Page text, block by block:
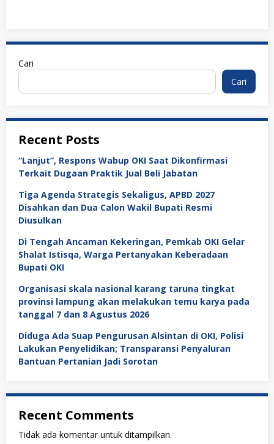
Cari
Cari
Recent Posts
“Lanjut”, Respons Wabup OKI Saat Dikonfirmasi
Terkait Dugaan Praktik Jual Beli Jabatan
Tiga Agenda Strategis Sekaligus, APBD 2027
Disahkan dan Dua Calon Wakil Bupati Resmi
Diusulkan
Di Tengah Ancaman Kekeringan, Pemkab OKI Gelar
Shalat Istisqa, Warga Pertanyakan Keberadaan
Bupati OKI
Organisasi skala nasional karang taruna tingkat
provinsi lampung akan melakukan temu karya pada
tanggal 7 dan 8 Agustus 2026
Diduga Ada Suap Pengurusan Alsintan di OKI, Polisi
Lakukan Penyelidikan; Transparansi Penyaluran
Bantuan Pertanian Jadi Sorotan
Recent Comments
Tidak ada komentar untuk ditampilkan.